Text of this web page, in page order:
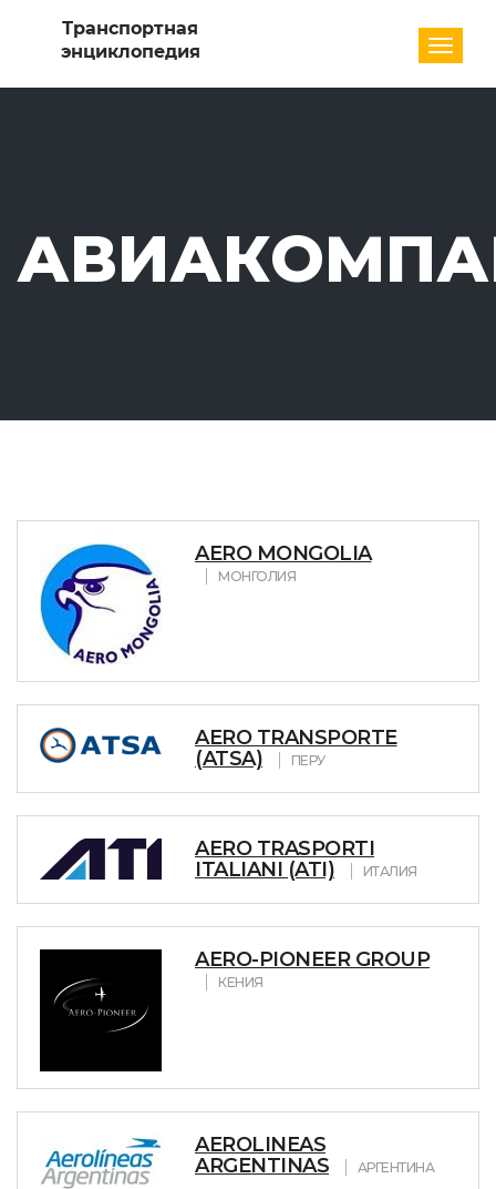
AERO MONGOLIA
МОНГОЛИЯ
AERO TRANSPORTE
(ATSA)
ПЕРУ
AERO TRASPORTI
ITALIANI (ATI)
ИТАЛИЯ
AERO-PIONEER GROUP
КЕНИЯ
AEROLINEAS
ARGENTINAS
АРГЕНТИНА